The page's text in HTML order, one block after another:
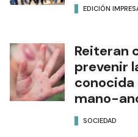
EDICIÓN
Reiteran
prevenir
mano-
SOCIEDAD